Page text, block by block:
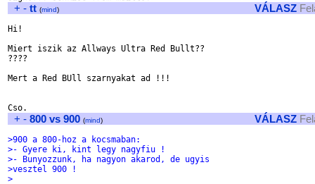
+ - tt (mind) VÁLASZ
Hi!
Miert iszik az Allways Ultra Red Bullt??
????
Mert a Red BUll szarnyakat ad !!!
+ - 800 vs 900 (mind) VÁLASZ
>900 a 800-hoz a kocsmaban:
>- Gyere ki, kint legy nagyfiu !
>- Bunyozzunk, ha nagyon akarod, de ugyis
>vesztel 900 !
>